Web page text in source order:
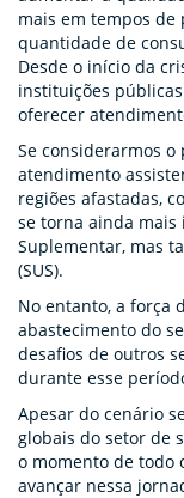
mais em tempos de
quantidade de
Desde o início da
instituições
oferecer
Se considerarmos
atendimento
regiões afastadas,
se torna ainda mais
Suplementar, mas
(SUS).
No entanto, a força
abastecimento do
desafios de outros
durante esse
Apesar do cenário
globais do setor de
o momento de todo
avançar nessa